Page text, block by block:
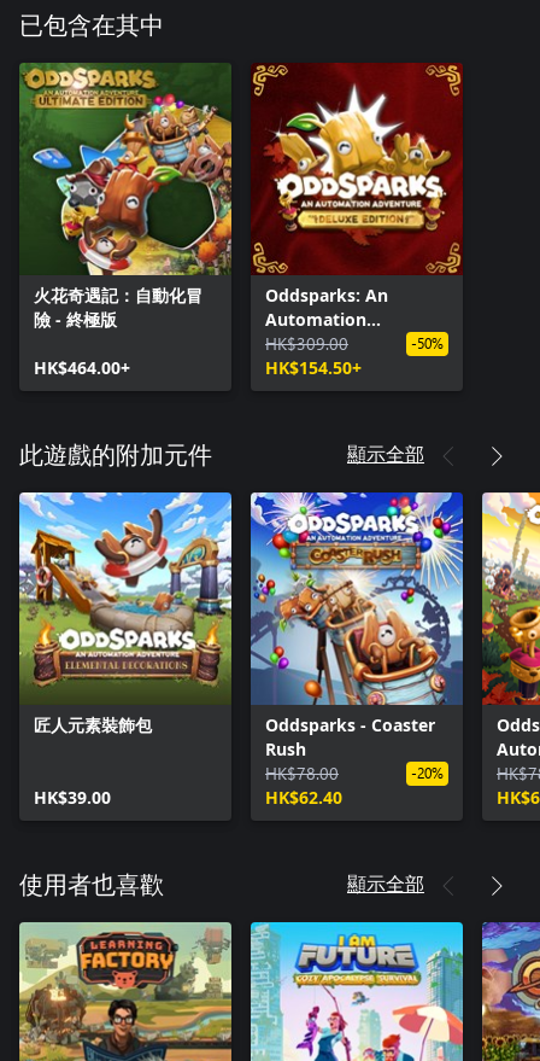
已包含在其中
火花奇遇記：自動化冒
險 - 終極版
HK$464.00+
Oddsparks: An
Automation
Adventure - Deluxe
Edition
HK$309.00
HK$154.50+
-50%
此遊戲的附加元件 顯示全部
匠人元素裝飾包
HK$39.00
Oddsparks - Coaster
Rush
HK$78.00
HK$62.40
-20%
使用者也喜歡 顯示全部